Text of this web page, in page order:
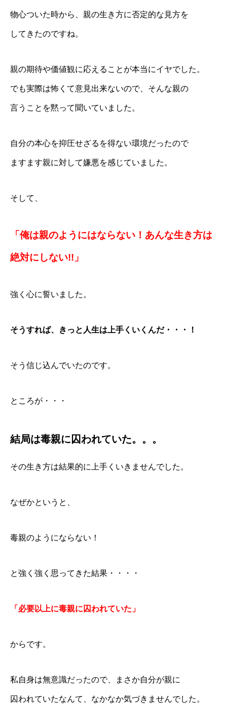
物心ついた時から、親の生き方に否定的な見方を
してきたのですね。
親の期待や価値観に応えることが本当にイヤでした。
でも実際は怖くて意見出来ないので、そんな親の
言うことを黙って聞いていました。
自分の本心を抑圧せざるを得ない環境だったので
ますます親に対して嫌悪を感じていました。
そして、
「俺は親のようにはならない！あんな生き方は
絶対にしない!!」
強く心に誓いました。
そうすれば、きっと人生は上手くいくんだ・・・！
そう信じ込んでいたのです。
ところが・・・
結局は毒親に囚われていた。。。
その生き方は結果的に上手くいきませんでした。
なぜかというと、
毒親のようにならない！
と強く強く思ってきた結果・・・・
「必要以上に毒親に囚われていた」
からです。
私自身は無意識だったので、まさか自分が親に
囚われていたなんて、なかなか気づきませんでした。